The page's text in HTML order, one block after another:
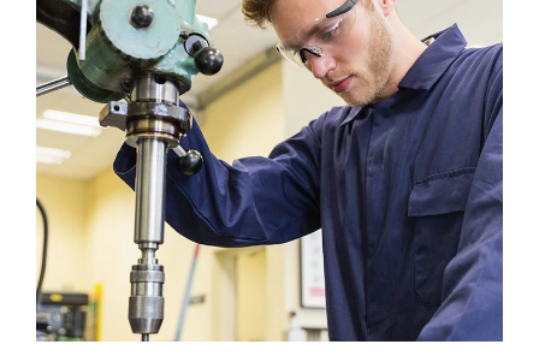
כואבים את לכתם
לעבוד באפקה
משרות פנויות
אזור אישי
כניסה לסגל
כניסה לסטודנטים
היחידה לחברה ורוח
היחידה ללימודי חוץ
קורס ניהול לוגיסטיקה ורכש
קורס ניהול מוצר בשילוב AI
קורס דירקטורים
קורס אנרגיה מתחדשת
מרכז החדשנות והיזמות
המרכז לקידום הלמידה
היחידה לבינלאומיות
שכר לימוד
מלגות
The Afeka Shop